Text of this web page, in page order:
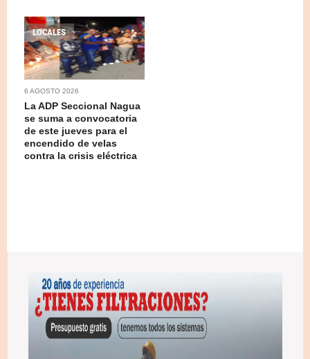
LOCALES
6 AGOSTO 2026
La ADP Seccional Nagua
se suma a convocatoria
de este jueves para el
encendido de velas
contra la crisis eléctrica